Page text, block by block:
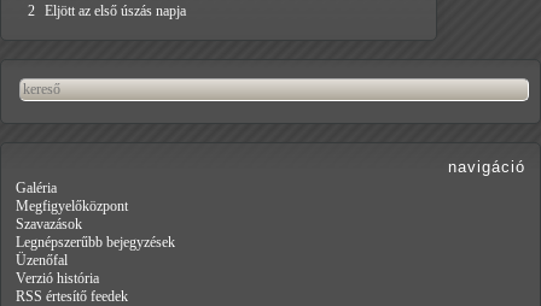
2 Eljött az első úszás napja
navigáció
Galéria
Megfigyelőközpont
Szavazások
Legnépszerűbb bejegyzések
Üzenőfal
Verzió história
RSS értesítő feedek